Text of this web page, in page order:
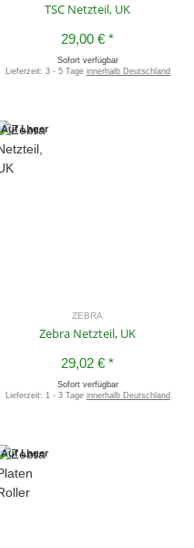
TSC Netzteil, UK
29,00 €*
Sofort verfügbar
Lieferzeit: 3 - 5 Tage innerhalb Deutschland
Auf Lager
ZEBRA
Zebra Netzteil, UK
29,02 €*
Sofort verfügbar
Lieferzeit: 1 - 3 Tage innerhalb Deutschland
Auf Lager